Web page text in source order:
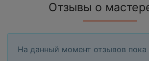
Отзывы о
На данный момент отзывов пока